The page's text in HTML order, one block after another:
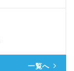
一覧へ